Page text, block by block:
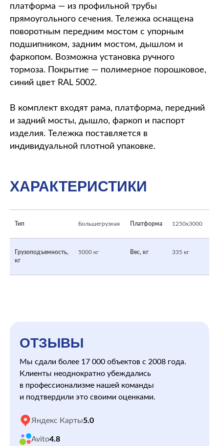
платформа — из профильной трубы
прямоугольного сечения. Тележка оснащена
поворотным передним мостом с упорным
подшипником, задним мостом, дышлом и
фаркопом. Возможна установка ручного
тормоза. Покрытие — полимерное порошковое,
синий цвет RAL 5002.
В комплект входят рама, платформа, передний
и задний мосты, дышло, фаркоп и паспорт
изделия. Тележка поставляется в
индивидуальной плотной упаковке.
ХАРАКТЕРИСТИКИ
Тип Большегрузная Платформа 1250x3000
Грузоподъемность,
кг
5000 кг Вес, кг 335 кг
ОТЗЫВЫ
Мы сдали более 17 000 объектов с 2008 года.
Клиенты неоднократно убеждались
в профессионализме нашей команды
и подтвердили это своими оценками.
Яндекс Карты5.0
Avito4.8